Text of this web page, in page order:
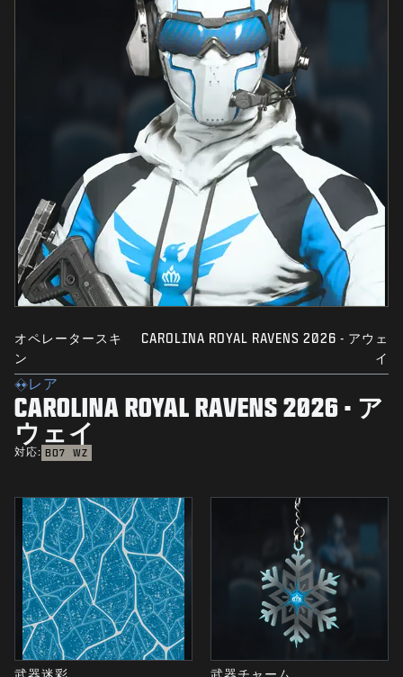
オペレータースキ
ン
CAROLINA ROYAL RAVENS 2026 - アウェ
イ
レア
CAROLINA ROYAL RAVENS 2026 - ア
ウェイ
対応: BO7 WZ
武器迷彩 武器チャーム